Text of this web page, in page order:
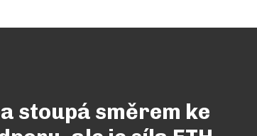
stoupá směrem ke